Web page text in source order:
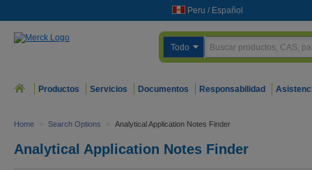
Peru / Español
Todo
Productos Servicios Documentos Responsabilidad
Home > Search Options > Analytical Application Notes Finder
Analytical Application Notes Finder